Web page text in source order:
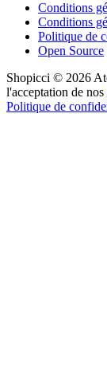
Conditions
Conditions
Politique de
Open Source
Shopicci © 2026
l'acceptation de nos
Politique de